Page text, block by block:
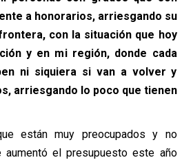
a honorarios, arriesgando su
con la situación que hoy
y en mi región, donde cada
ni siquiera si van a volver y
arriesgando lo poco que tienen
están muy preocupados y no
aumentó el presupuesto este año